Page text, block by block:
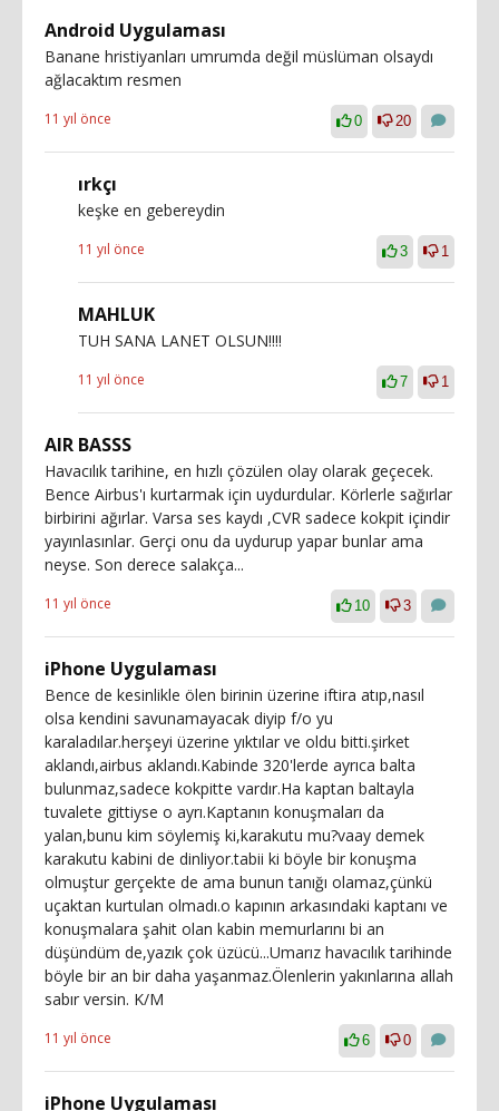
Android Uygulaması
Banane hristiyanları umrumda değil müslüman olsaydı
ağlacaktım resmen
11 yıl önce 0 20
ırkçı
keşke en gebereydin
11 yıl önce 3 1
MAHLUK
TUH SANA LANET OLSUN!!!!
11 yıl önce 7 1
AIR BASSS
Havacılık tarihine, en hızlı çözülen olay olarak geçecek.
Bence Airbus'ı kurtarmak için uydurdular. Körlerle sağırlar
birbirini ağırlar. Varsa ses kaydı ,CVR sadece kokpit içindir
yayınlasınlar. Gerçi onu da uydurup yapar bunlar ama
neyse. Son derece salakça...
11 yıl önce 10 3
iPhone Uygulaması
Bence de kesinlikle ölen birinin üzerine iftira atıp,nasıl
olsa kendini savunamayacak diyip f/o yu
karaladılar.herşeyi üzerine yıktılar ve oldu bitti.şirket
aklandı,airbus aklandı.Kabinde 320'lerde ayrıca balta
bulunmaz,sadece kokpitte vardır.Ha kaptan baltayla
tuvalete gittiyse o ayrı.Kaptanın konuşmaları da
yalan,bunu kim söylemiş ki,karakutu mu?vaay demek
karakutu kabini de dinliyor.tabii ki böyle bir konuşma
olmuştur gerçekte de ama bunun tanığı olamaz,çünkü
uçaktan kurtulan olmadı.o kapının arkasındaki kaptanı ve
konuşmalara şahit olan kabin memurlarını bi an
düşündüm de,yazık çok üzücü...Umarız havacılık tarihinde
böyle bir an bir daha yaşanmaz.Ölenlerin yakınlarına allah
sabır versin. K/M
11 yıl önce 6 0
iPhone Uygulaması